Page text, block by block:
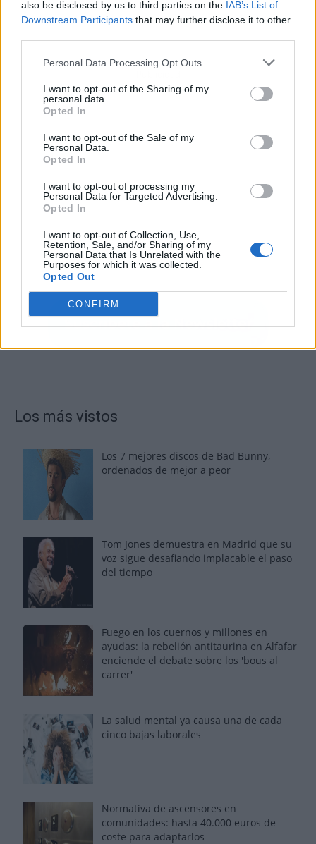
also be disclosed by us to third parties on the IAB’s List of
Downstream Participants that may further disclose it to other
Personal Data Processing Opt Outs
I want to opt-out of the Sharing of my
personal data.
Opted In
I want to opt-out of the Sale of my
Personal Data.
Opted In
I want to opt-out of processing my
Personal Data for Targeted Advertising.
Opted In
I want to opt-out of Collection, Use,
Retention, Sale, and/or Sharing of my
Personal Data that Is Unrelated with the
Purposes for which it was collected.
Opted Out
CONFIRM
Los más vistos
Los 7 mejores discos de Bad Bunny,
ordenados de mejor a peor
Tom Jones demuestra en Madrid que su
voz sigue desafiando implacable el paso
del tiempo
Fuego en los cuernos y millones en
ayudas: la rebelión antitaurina en Alfafar
enciende el debate sobre los 'bous al
carrer'
La salud mental ya causa una de cada
cinco bajas laborales
Normativa de ascensores en
comunidades: hasta 40.000 euros de
coste para adaptarlos